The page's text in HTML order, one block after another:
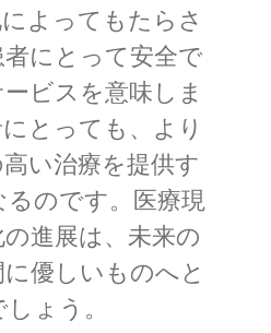
よってもたらさ
にとって安全で
ビスを意味しま
とっても、より
い治療を提供す
のです。医療現
進展は、未来の
優しいものへと
ょう。